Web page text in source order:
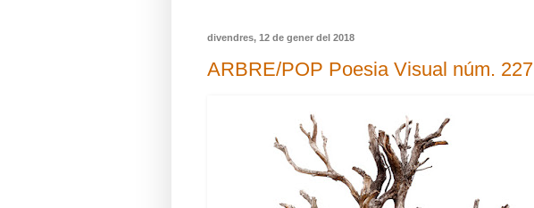
divendres, 12 de gener del 2018
ARBRE/POP Poesia Visual núm. 227